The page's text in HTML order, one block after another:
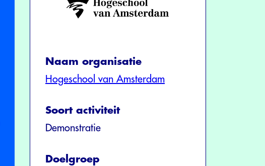
Naam organisatie
Hogeschool van Amsterdam
Soort activiteit
Demonstratie
Doelgroep